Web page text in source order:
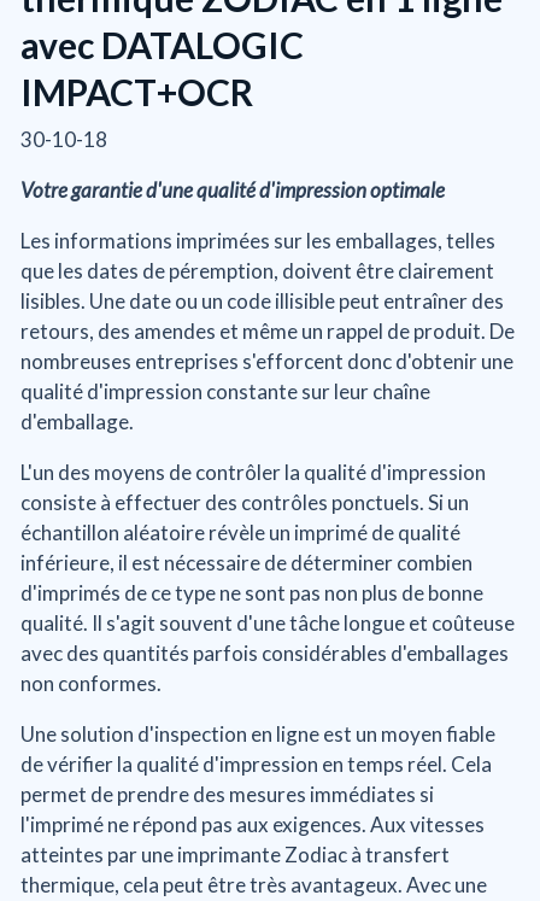
avec DATALOGIC
IMPACT+OCR
30-10-18
Votre garantie d'une qualité d'impression optimale
Les informations imprimées sur les emballages, telles
que les dates de péremption, doivent être clairement
lisibles. Une date ou un code illisible peut entraîner des
retours, des amendes et même un rappel de produit. De
nombreuses entreprises s'efforcent donc d'obtenir une
qualité d'impression constante sur leur chaîne
d'emballage.
L'un des moyens de contrôler la qualité d'impression
consiste à effectuer des contrôles ponctuels. Si un
échantillon aléatoire révèle un imprimé de qualité
inférieure, il est nécessaire de déterminer combien
d'imprimés de ce type ne sont pas non plus de bonne
qualité. Il s'agit souvent d'une tâche longue et coûteuse
avec des quantités parfois considérables d'emballages
non conformes.
Une solution d'inspection en ligne est un moyen fiable
de vérifier la qualité d'impression en temps réel. Cela
permet de prendre des mesures immédiates si
l'imprimé ne répond pas aux exigences. Aux vitesses
atteintes par une imprimante Zodiac à transfert
thermique, cela peut être très avantageux. Avec une